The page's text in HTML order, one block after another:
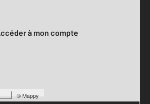
©Mappy
Accéder à mon compte